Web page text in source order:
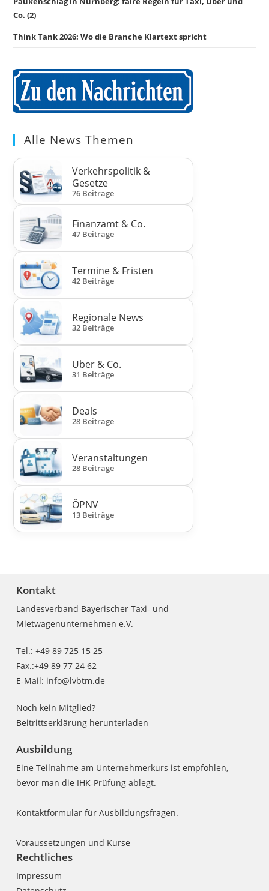
Co. (2)
Think Tank 2026: Wo die Branche Klartext spricht
Alle News Themen
Verkehrspolitik &
Gesetze
76 Beiträge
Finanzamt & Co.
47 Beiträge
Termine & Fristen
42 Beiträge
Regionale News
32 Beiträge
Uber & Co.
31 Beiträge
Deals
28 Beiträge
Veranstaltungen
28 Beiträge
ÖPNV
13 Beiträge
Kontakt
Landesverband Bayerischer Taxi- und
Mietwagenunternehmen e.V.
Tel.: +49 89 725 15 25
Fax.:+49 89 77 24 62
E-Mail: info@lvbtm.de
Noch kein Mitglied?
Beitrittserklärung herunterladen
Ausbildung
EineTeilnahme am Unternehmerkurs ist empfohlen,
bevor man die IHK-Prüfung ablegt.
Kontaktformular für Ausbildungsfragen.
Voraussetzungen und Kurse
Rechtliches
Impressum